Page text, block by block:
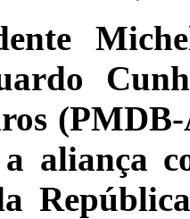
aliança